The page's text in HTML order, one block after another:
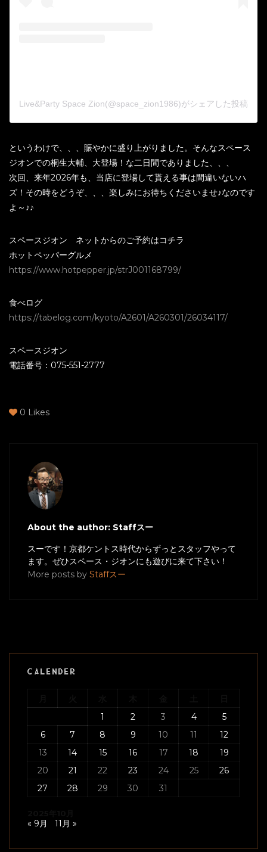
Live&Party Space Zion(@space_zion1986)がシェアした投稿
というわけで、、、賑やかに盛り上がりました。そんなスペース
ジオンでの桐生大輔、大登場！な二日間でありました、、、
次回、来年2026年も、当店に登場して貰える事は間違いないハ
ズ！その時をどうぞ、、、楽しみにお待ちくださいませ♪なのです
よ～♪♪
スペースジオン ネットからのご予約はコチラ
ホットペッパーグルメ
https://www.hotpepper.jp/strJ001168799/
食べログ
https://tabelog.com/kyoto/A2601/A260301/26034117/
スペースジオン
電話番号：075-551-2777
0 Likes
About the author: Staffスー
スーです！京都ケントス時代からずっとスタッフやって
ます。ぜひスペース・ジオンにも遊びに来て下さい！
More posts by Staffスー
CALENDER
1
2 3 4
5
6
7 8 9 10 11
12
13
14 15 16 17 18
19
20
21 22 23 24 25
26
27
28 29 30 31
« 9月 11月 »